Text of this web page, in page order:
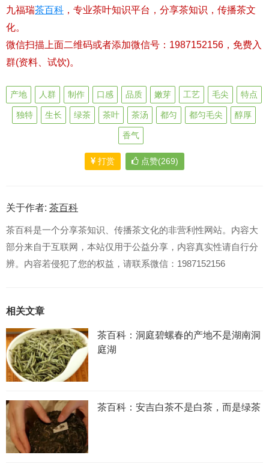
九福瑞茶百科 ，专业茶叶知识平台，分享茶知识，传播茶文
化。
微信扫描上面二维码或者添加微信号：1987152156，免费入
群(资料、试饮)。
产地 人群 制作 口感 品质 嫩芽 工艺 毛尖 特点
独特 生长 绿茶 茶叶 茶汤 都匀 都匀毛尖 醇厚
香气
打赏 点赞(269)
关于作者: 茶百科
茶百科是一个分享茶知识、传播茶文化的非营利性网站。内容大
部分来自于互联网，本站仅用于公益分享，内容真实性请自行分
辨。内容若侵犯了您的权益，请联系微信：1987152156
相关文章
茶百科：洞庭碧螺春的产地不是湖南洞
庭湖
茶百科：安吉白茶不是白茶，而是绿茶